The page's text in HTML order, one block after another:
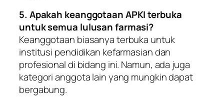
5. Apakah keanggotaan APKI terbuka
untuk semua lulusan farmasi?
Keanggotaan biasanya terbuka untuk
institusi pendidikan kefarmasian dan
profesional di bidang ini. Namun, ada juga
kategori anggota lain yang mungkin dapat
bergabung.